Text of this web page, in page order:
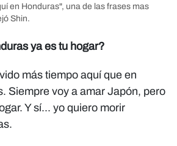
en Honduras", una de las frases mas
Shin.
ya es tu hogar?
más tiempo aquí que en
Siempre voy a amar Japón, pero
Y sí... yo quiero morir